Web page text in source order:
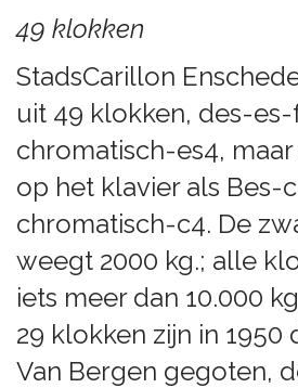
49 klokken
StadsCarillon
uit 49 klokken, des-
chromatisch-es4,
op het klavier als Bes-
chromatisch-c4. De
weegt 2000 kg.; alle
iets meer dan 10.000
29 klokken zijn in 1950
Van Bergen gegoten,